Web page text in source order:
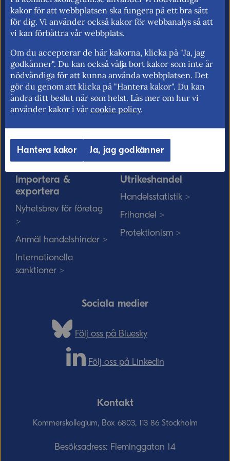
för fri rörlighet på EU:s inre marknad.
Kommerskollegium
Jobba hos oss >
Sök medarbetare >
Vårt uppdrag på
minoritetsspråk och
teckenspråk >
EU-rätten
Utan personnummer i
Sverige >
Solvit löser problem i EU
Myndigheter, kommuner
och EU-rätten >
Importera &
exportera
Nyhetsbrev för företag
>
Anmäl handelshinder >
Internationella
sanktioner >
Utrikeshandel
Handelsstatistik >
Frihandel >
Protektionism >
Sociala medier
Följ oss på Bluesky
Följ oss på Linkedin
Kontakt
Kommerskollegium, Box 6803, 113 86 Stockholm
Besöksadress: Fleminggatan 14
kakor för att webbplatsen ska fungera på ett bra sätt
för dig. Vi använder också kakor för webbanalys så att
vi kan förbättra vår webbplats.
Om du accepterar de här kakorna, klicka på "Ja, jag
godkänner". Du kan också välja bort kakor som inte är
nödvändiga för att kunna använda webbplatsen. Det
gör du genom att klicka på "Hantera kakor". Du kan
ändra ditt beslut när som helst. Läs mer om hur vi
använder kakor i vår cookie policy.
Hantera kakor Ja, jag godkänner